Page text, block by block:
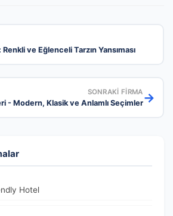
ve Eğlenceli Tarzın Yansıması
SONRAKI FIRMA
- Modern, Klasik ve Anlamlı Seçimler→
Hotel